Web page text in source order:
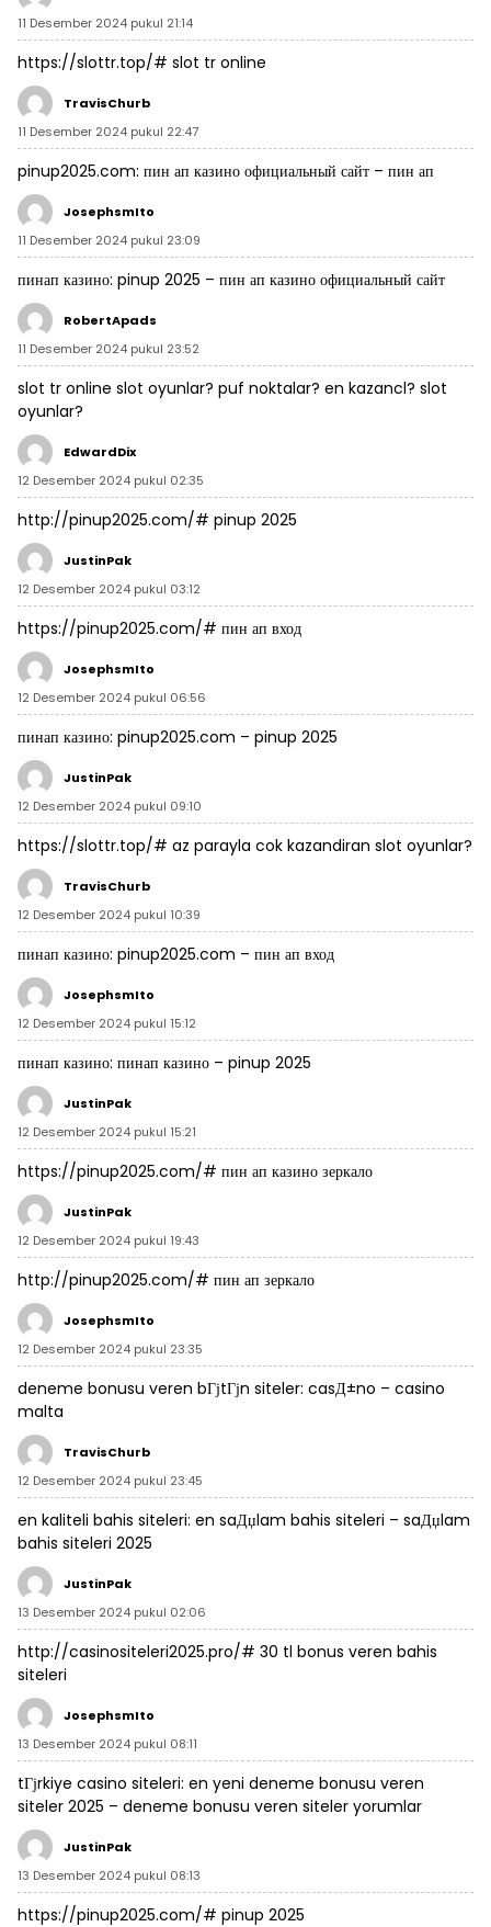
11 Desember 2024 pukul 21:14
https://slottr.top/# slot tr online
TravisChurb
11 Desember 2024 pukul 22:47
pinup2025.com: пин ап казино официальный сайт – пин ап
JosephsmIto
11 Desember 2024 pukul 23:09
пинап казино: pinup 2025 – пин ап казино официальный сайт
RobertApads
11 Desember 2024 pukul 23:52
slot tr online slot oyunlar? puf noktalar? en kazancl? slot
oyunlar?
EdwardDix
12 Desember 2024 pukul 02:35
http://pinup2025.com/# pinup 2025
JustinPak
12 Desember 2024 pukul 03:12
https://pinup2025.com/# пин ап вход
JosephsmIto
12 Desember 2024 pukul 06:56
пинап казино: pinup2025.com – pinup 2025
JustinPak
12 Desember 2024 pukul 09:10
https://slottr.top/# az parayla cok kazandiran slot oyunlar?
TravisChurb
12 Desember 2024 pukul 10:39
пинап казино: pinup2025.com – пин ап вход
JosephsmIto
12 Desember 2024 pukul 15:12
пинап казино: пинап казино – pinup 2025
JustinPak
12 Desember 2024 pukul 15:21
https://pinup2025.com/# пин ап казино зеркало
JustinPak
12 Desember 2024 pukul 19:43
http://pinup2025.com/# пин ап зеркало
JosephsmIto
12 Desember 2024 pukul 23:35
deneme bonusu veren bГјtГјn siteler: casД±no – casino
malta
TravisChurb
12 Desember 2024 pukul 23:45
en kaliteli bahis siteleri: en saДџlam bahis siteleri – saДџlam
bahis siteleri 2025
JustinPak
13 Desember 2024 pukul 02:06
http://casinositeleri2025.pro/# 30 tl bonus veren bahis
siteleri
JosephsmIto
13 Desember 2024 pukul 08:11
tГјrkiye casino siteleri: en yeni deneme bonusu veren
siteler 2025 – deneme bonusu veren siteler yorumlar
JustinPak
13 Desember 2024 pukul 08:13
https://pinup2025.com/# pinup 2025